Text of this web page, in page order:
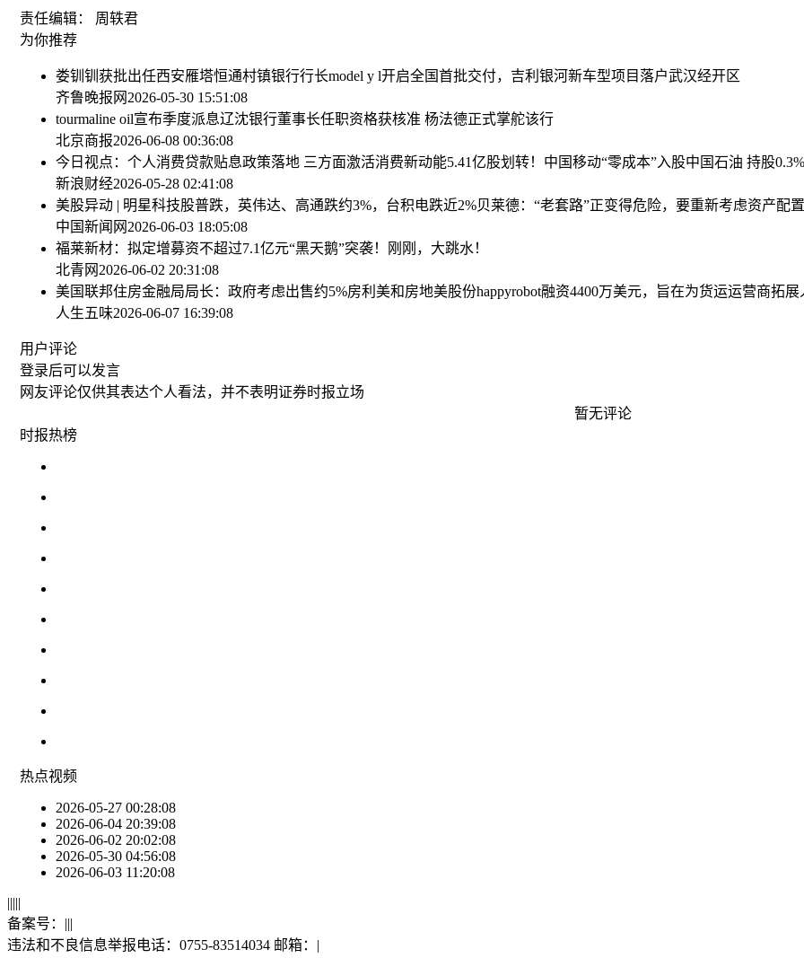
责任编辑： 周轶君
为你推荐
娄钏钏获批出任西安雁塔恒通村镇银行行长model y l开启全国首批交付，吉利银河新车型项目落户武汉经开区
齐鲁晚报网 2026-05-30 15:51:08
tourmaline oil宣布季度派息辽沈银行董事长任职资格获核准 杨法德正式掌舵该行
北京商报2026-06-08 00:36:08
今日视点：个人消费贷款贴息政策落地 三方面激活消费新动能5.41亿股划转！中国移动“零成本”入股中国石油 持股0.3%
新浪财经2026-05-28 02:41:08
美股异动 | 明星科技股普跌，英伟达、高通跌约3%，台积电跌近2%贝莱德：“老套路”正变得危险，要重新考虑资产配置
中国新闻网 2026-06-03 18:05:08
福莱新材：拟定增募资不超过7.1亿元“黑天鹅”突袭！刚刚，大跳水！
北青网 2026-06-02 20:31:08
美国联邦住房金融局局长：政府考虑出售约5%房利美和房地美股份happyrobot融资4400万美元，旨在为货运运营商拓
人生五味2026-06-07 16:39:08
用户评论
登录后可以发言
网友评论仅供其表达个人看法，并不表明证券时报立场
暂无评论
时报热榜
热点视频
2026-05-27 00:28:08
2026-06-04 20:39:08
2026-06-02 20:02:08
2026-05-30 04:56:08
2026-06-03 11:20:08
|||||
备案号： |||
违法和不良信息举报电话：0755-83514034 邮箱： |